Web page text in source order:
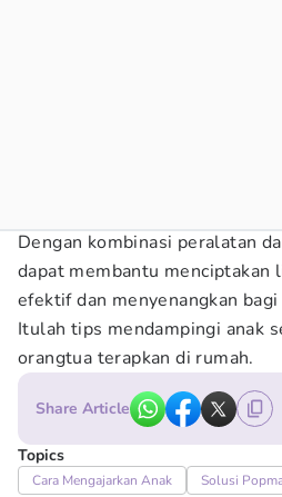
Dengan kombinasi peralatan
dapat membantu menciptakan
efektif dan menyenangkan
Itulah tips mendampingi anak
orangtua terapkan di rumah.
Share Article
Topics
Cara Mengajarkan Anak Solusi